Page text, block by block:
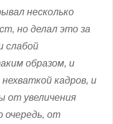
несколько
но делал это за
слабой
образом, и
кадров, и
от увеличения
очередь, от